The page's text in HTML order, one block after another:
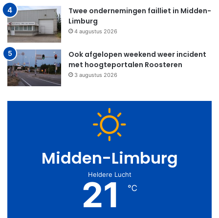
Twee ondernemingen failliet in Midden-
Limburg
4 augustus 2026
Ook afgelopen weekend weer incident
met hoogteportalen Roosteren
3 augustus 2026
Midden-Limburg
Heldere Lucht
21 ℃